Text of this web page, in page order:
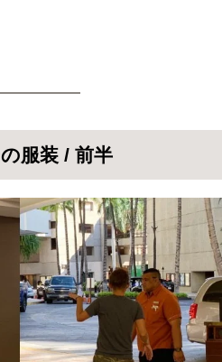
服装 / 前半